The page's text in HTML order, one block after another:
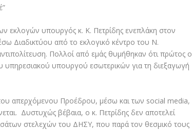
εκλογών υπουργός κ. Κ. Πετρίδης ενεπλάκη στον
Διαδικτύου από το εκλογικό κέντρο του Ν.
Πολλοί από εμάς θυμήθηκαν ότι πρώτος ο
υπηρεσιακού υπουργού εσωτερικών για τη διεξαγωγή
απερχόμενου Προέδρου, μέσω και των social media,
Δυστυχώς βέβαια, ο κ. Πετρίδης δεν αποτελεί
στελεχών του ΔΗΣΥ, που παρά τον θεσμικό τους